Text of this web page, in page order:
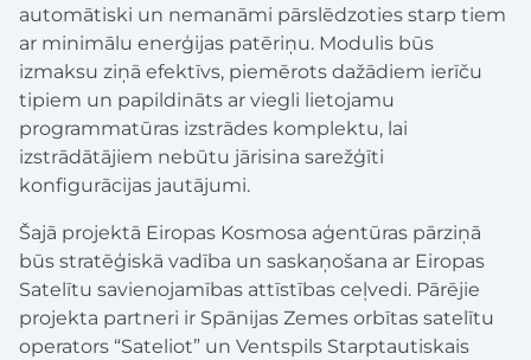
automātiski un nemanāmi pārslēdzoties starp tiem
ar minimālu enerģijas patēriņu. Modulis būs
izmaksu ziņā efektīvs, piemērots dažādiem ierīču
tipiem un papildināts ar viegli lietojamu
programmatūras izstrādes komplektu, lai
izstrādātājiem nebūtu jārisina sarežģīti
konfigurācijas jautājumi.
Šajā projektā Eiropas Kosmosa aģentūras pārziņā
būs stratēģiskā vadība un saskaņošana ar Eiropas
Satelītu savienojamības attīstības ceļvedi. Pārējie
projekta partneri ir Spānijas Zemes orbītas satelītu
operators “Sateliot” un Ventspils Starptautiskais